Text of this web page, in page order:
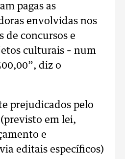
pagas as
envolvidas nos
de concursos e
culturais – num
diz o
prejudicados pelo
em lei,
e
editais específicos)